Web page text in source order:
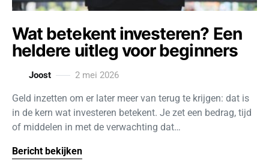
Wat betekent investeren? Een
heldere uitleg voor beginners
Joost 2 mei 2026
Geld inzetten om er later meer van terug te krijgen: dat is
in de kern wat investeren betekent. Je zet een bedrag, tijd
of middelen in met de verwachting dat…
Bericht bekijken